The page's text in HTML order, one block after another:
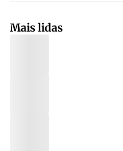
Mais lidas